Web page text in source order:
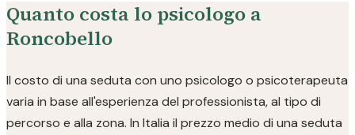
Quanto costa lo psicologo a
Roncobello
Il costo di una seduta con uno psicologo o psicoterapeuta
varia in base all'esperienza del professionista, al tipo di
percorso e alla zona. In Italia il prezzo medio di una seduta